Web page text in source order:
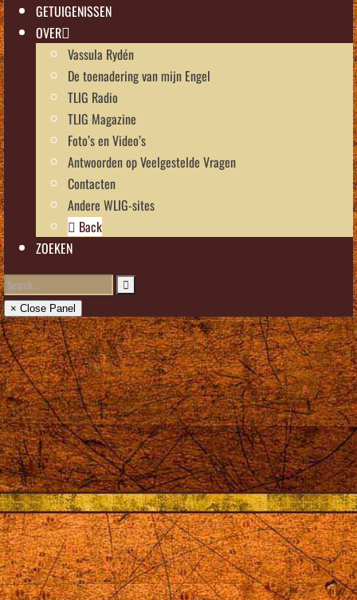
GETUIGENISSEN
OVER
Vassula Rydén
De toenadering van mijn Engel
TLIG Radio
TLIG Magazine
Foto’s en Video’s
Antwoorden op Veelgestelde Vragen
Contacten
Andere WLIG-sites
Back
ZOEKEN
× Close Panel